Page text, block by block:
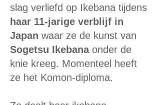
slag verliefd op Ikebana tijdens
haar 11-jarige verblijf in
Japan waar ze de kunst van
Sogetsu Ikebanaonder de
knie kreeg. Momenteel heeft
ze het Komon-diploma.